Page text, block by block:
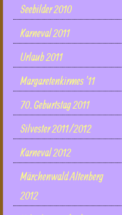
Seebilder 2010
Karneval 2011
Urlaub 2011
Margaretenkirmes '11
70. Geburtstag 2011
Silvester 2011/2012
Karneval 2012
Märchenwald Altenberg
2012